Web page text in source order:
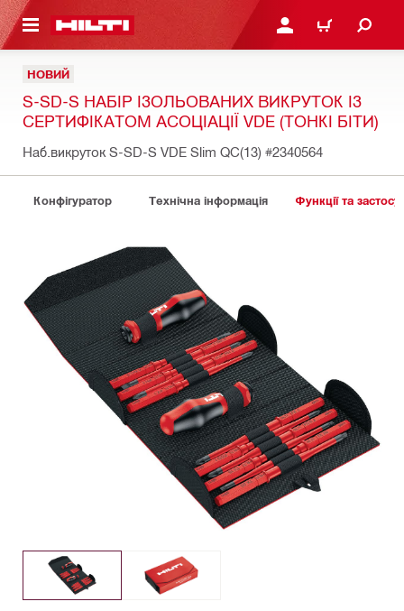
ЗМІСТУ УВІЙТИ АБО
КОШИК
НОВИЙ
S-SD-S НАБІР ІЗОЛЬОВАНИХ ВИКРУТОК ІЗ
СЕРТИФІКАТОМ АСОЦІАЦІЇ VDE (ТОНКІ БІТИ)
Наб.викруток S-SD-S VDE Slim QC(13) #2340564
Конфігуратор Технічна інформація Функції та